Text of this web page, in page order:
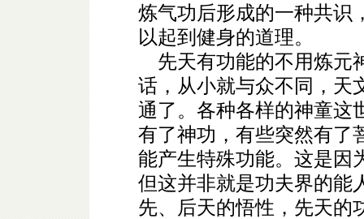
炼气功后形成的一种共识
以起到健身的道理。
先天有功能的不用炼元
话，从小就与众不同，天
通了。各种各样的神童这
有了神功，有些突然有了
能产生特殊功能。这是因
但这并非就是功夫界的能
先、后天的悟性，先天的